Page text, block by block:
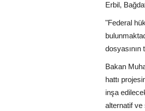
Erbil,
"Federal
Bakan
hattı
inşa
alternatif ve